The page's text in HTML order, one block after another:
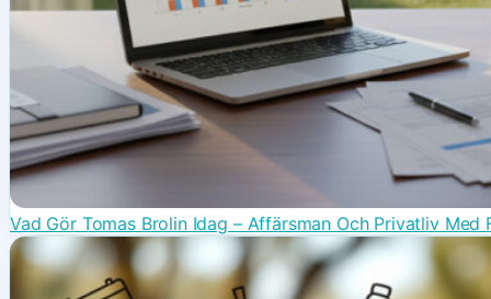
Vad Gör Tomas Brolin Idag – Affärsman Och Privatliv Med